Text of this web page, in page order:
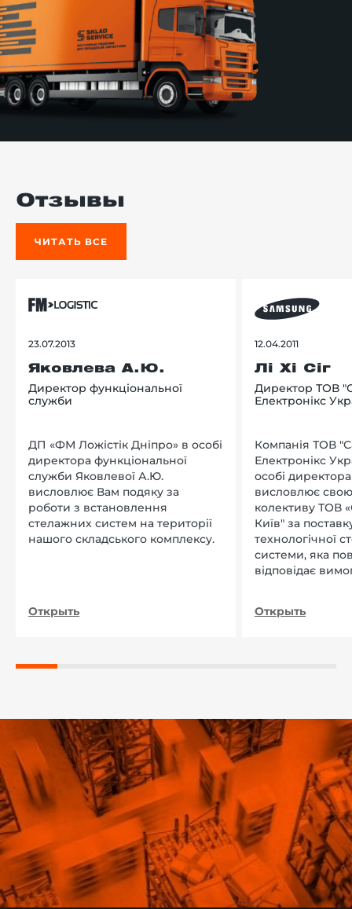
Отзывы
ЧИТАТЬ ВСЕ
23.07.2013
Яковлева А.Ю.
Директор функціональної
служби
ДП «ФМ Ложістік Дніпро» в особі
директора функціональної
служби Яковлевої А.Ю.
висловлює Вам подяку за
роботи з встановлення
стелажних систем на території
нашого складського комплексу.
Открыть
12.04.2011
Лі Хі Сіг
Директор ТОВ
Електронікс
Компанія ТОВ
Електронікс
особі
висловлює
колективу ТОВ
Київ" за
технологічної
системи, яка
відповідає
Открыть